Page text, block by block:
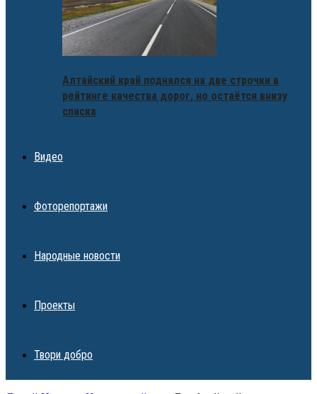
Алтайский край поднялся на две строчки в
рейтинге качества дорог, но остаётся внизу
списка
Видео
Фоторепортажи
Народные новости
Проекты
Твори добро